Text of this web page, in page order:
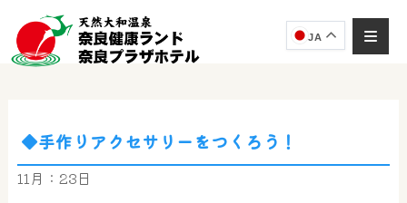
JA
◆手作りアクセサリーをつくろう！
11月：23日